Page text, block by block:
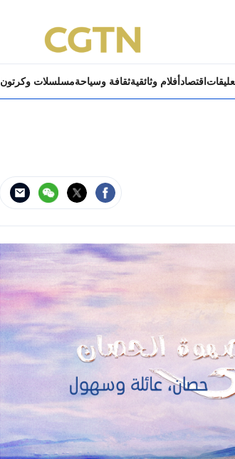
اقتصاد أفلام وثائقيةثقافة وسياحةمسلسلات وكرتون